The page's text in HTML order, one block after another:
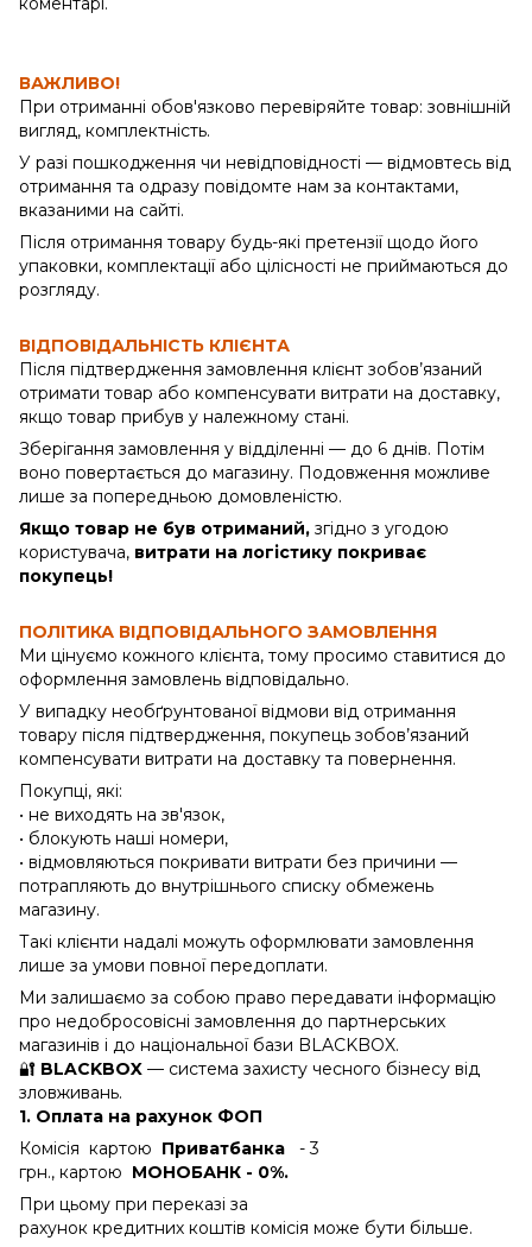
ВАЖЛИВО!
При отриманні обов'язково перевіряйте товар: зовнішній
вигляд, комплектність.
У разі пошкодження чи невідповідності — відмовтесь від
отримання та одразу повідомте нам за контактами,
вказаними на сайті.
Після отримання товару будь-які претензії щодо його
упаковки, комплектації або цілісності не приймаються до
розгляду.
ВІДПОВІДАЛЬНІСТЬ КЛІЄНТА
Після підтвердження замовлення клієнт зобов’язаний
отримати товар або компенсувати витрати на доставку,
якщо товар прибув у належному стані.
Зберігання замовлення у відділенні — до 6 днів. Потім
воно повертається до магазину. Подовження можливе
лише за попередньою домовленістю.
Якщо товар не був отриманий, згідно з угодою
користувача, витрати на логістику покриває
покупець!
ПОЛІТИКА ВІДПОВІДАЛЬНОГО ЗАМОВЛЕННЯ
Ми цінуємо кожного клієнта, тому просимо ставитися до
оформлення замовлень відповідально.
У випадку необґрунтованої відмови від отримання
товару після підтвердження, покупець зобов’язаний
компенсувати витрати на доставку та повернення.
Покупці, які:
• не виходять на зв'язок,
• блокують наші номери,
• відмовляються покривати витрати без причини —
потрапляють до внутрішнього списку обмежень
магазину.
Такі клієнти надалі можуть оформлювати замовлення
лише за умови повної передоплати.
Ми залишаємо за собою право передавати інформацію
про недобросовісні замовлення до партнерських
магазинів і до національної бази BLACKBOX.
🔐 BLACKBOX — система захисту чесного бізнесу від
зловживань.
1. Оплата на рахунок ФОП
Комісія картою Приватбанка - 3
грн., картою МОНОБАНК - 0%.
При цьому при переказі за
рахунок кредитних коштів комісія може бути більше.